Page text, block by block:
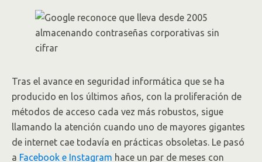
Tras el avance en seguridad informática que se ha
producido en los últimos años, con la proliferación de
métodos de acceso cada vez más robustos, sigue
llamando la atención cuando uno de mayores gigantes
de internet cae todavía en prácticas obsoletas. Le pasó
a Facebook e Instagram hace un par de meses con